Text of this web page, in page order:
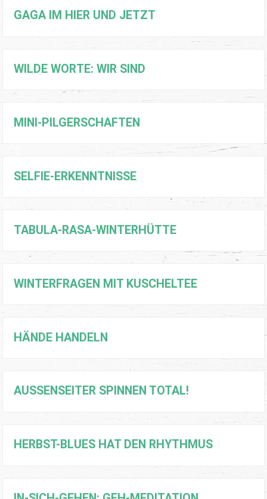
GAGA IM HIER UND JETZT
WILDE WORTE: WIR SIND
MINI-PILGERSCHAFTEN
SELFIE-ERKENNTNISSE
TABULA-RASA-WINTERHÜTTE
WINTERFRAGEN MIT KUSCHELTEE
HÄNDE HANDELN
AUSSENSEITER SPINNEN TOTAL!
HERBST-BLUES HAT DEN RHYTHMUS